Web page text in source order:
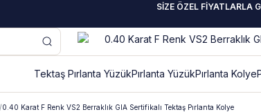
SİZE ÖZEL FİYATLARLA
Tektaş Pırlanta YüzükPırlanta YüzükPırlanta Kolye
0.40 Karat F Renk VS2 Berraklık GIA Sertifikalı Tektaş Pırlanta Kolye